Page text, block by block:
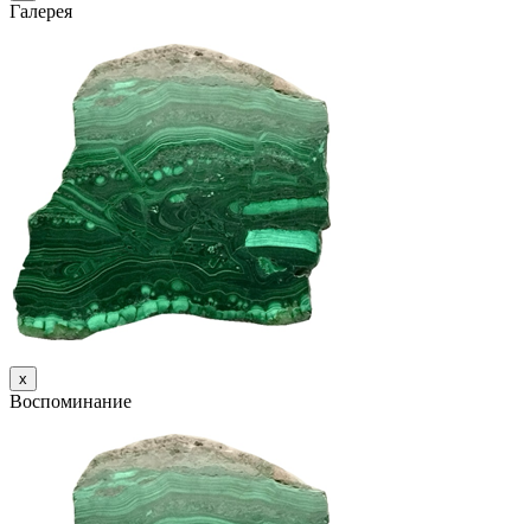
Галерея
х
Воспоминание